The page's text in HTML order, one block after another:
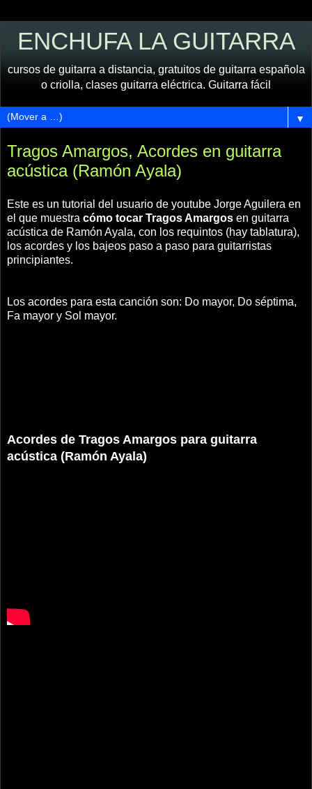
ENCHUFA LA GUITARRA
cursos de guitarra a distancia, gratuitos de guitarra española
o criolla, clases guitarra eléctrica. Guitarra fácil
▼
Tragos Amargos, Acordes en guitarra
acústica (Ramón Ayala)
Este es un tutorial del usuario de youtube Jorge Aguilera en
el que muestra cómo tocar Tragos Amargos en guitarra
acústica de Ramón Ayala, con los requintos (hay tablatura),
los acordes y los bajeos paso a paso para guitarristas
principiantes.
Los acordes para esta canción son: Do mayor, Do séptima,
Fa mayor y Sol mayor.
Acordes de Tragos Amargos para guitarra
acústica (Ramón Ayala)